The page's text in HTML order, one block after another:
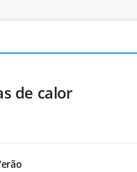
de calor